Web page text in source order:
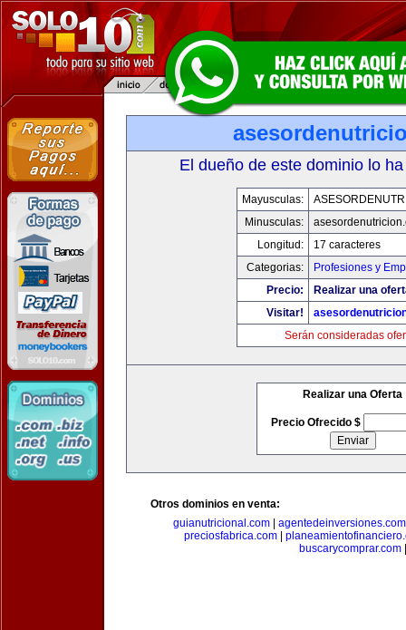
El dueño de este dominio lo
Mayusculas:
Minusculas:
Longitud:
17 caracteres
Categorias:
Profesiones y
Precio:
Realizar una
Visitar!
Serán consideradas
Realizar una Oferta
Precio Ofrecido $
Otros dominios en venta:
guianutricional.com
agentedeinversiones.com
preciosfabrica.com|
buscarycomprar.com|